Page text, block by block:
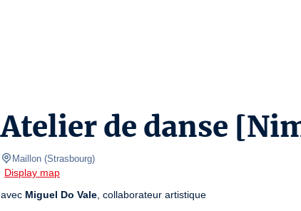
Atelier de danse
Maillon (Strasbourg)
Display map
avec Miguel Do Vale , collaborateur artistique